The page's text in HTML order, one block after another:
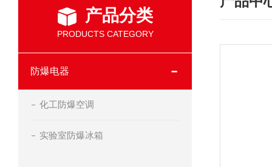
产品分类
PRODUCTS CATEGORY
防爆电器
化工防爆空调
实验室防爆冰箱